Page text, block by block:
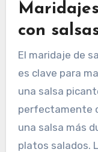
con
El maridaje de
es clave para
una salsa
perfectamente
una salsa más
platos salados.